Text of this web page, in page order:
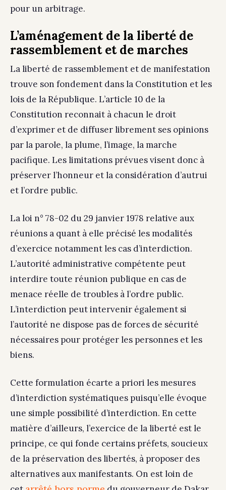
pour un arbitrage.
L’aménagement de la liberté de
rassemblement et de marches
La liberté de rassemblement et de manifestation
trouve son fondement dans la Constitution et les
lois de la République. L’article 10 de la
Constitution reconnait à chacun le droit
d’exprimer et de diffuser librement ses opinions
par la parole, la plume, l’image, la marche
pacifique. Les limitations prévues visent donc à
préserver l’honneur et la considération d’autrui
et l’ordre public.
La loi n° 78-02 du 29 janvier 1978 relative aux
réunions a quant à elle précisé les modalités
d’exercice notamment les cas d’interdiction.
L’autorité administrative compétente peut
interdire toute réunion publique en cas de
menace réelle de troubles à l’ordre public.
L’interdiction peut intervenir également si
l’autorité ne dispose pas de forces de sécurité
nécessaires pour protéger les personnes et les
biens.
Cette formulation écarte a priori les mesures
d’interdiction systématiques puisqu’elle évoque
une simple possibilité d’interdiction. En cette
matière d’ailleurs, l’exercice de la liberté est le
principe, ce qui fonde certains préfets, soucieux
de la préservation des libertés, à proposer des
alternatives aux manifestants. On est loin de